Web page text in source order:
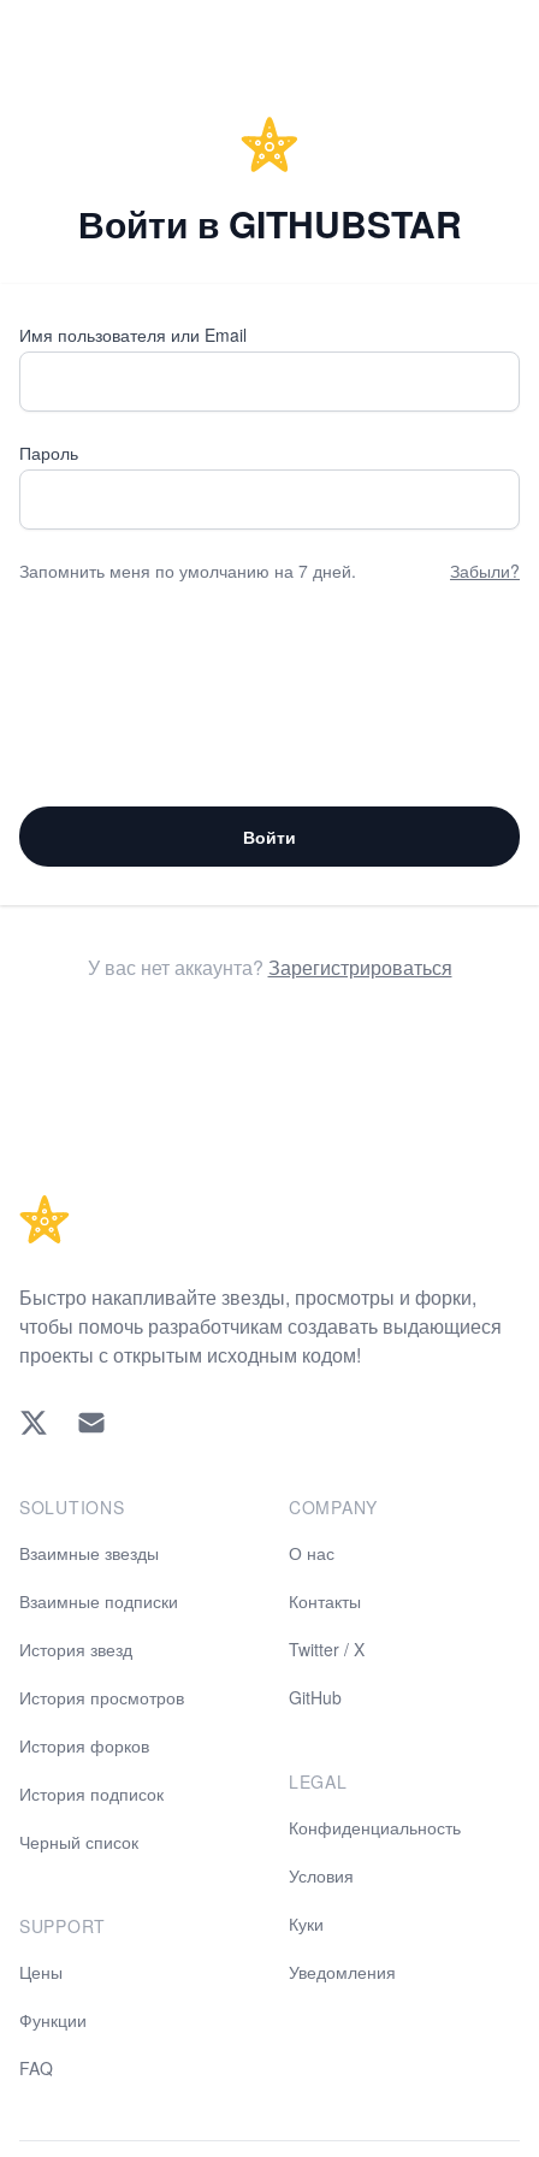
Войти в GITHUBSTAR
Имя пользователя или Email
Пароль
Запомнить меня по умолчанию на 7 дней. Забыли?
Войти
У вас нет аккаунта? Зарегистрироваться
Быстро накапливайте звезды, просмотры и форки,
чтобы помочь разработчикам создавать выдающиеся
проекты с открытым исходным кодом!
Twitter EMAIL
SOLUTIONS
Взаимные звезды
Взаимные подписки
История звезд
История просмотров
История форков
История подписок
Черный список
SUPPORT
Цены
Функции
FAQ
COMPANY
О нас
Контакты
Twitter / X
GitHub
LEGAL
Конфиденциальность
Условия
Куки
Уведомления